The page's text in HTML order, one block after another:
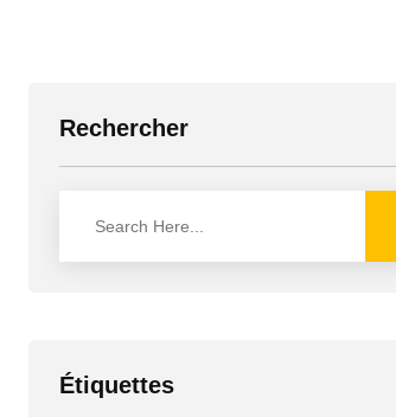
Rechercher
Étiquettes